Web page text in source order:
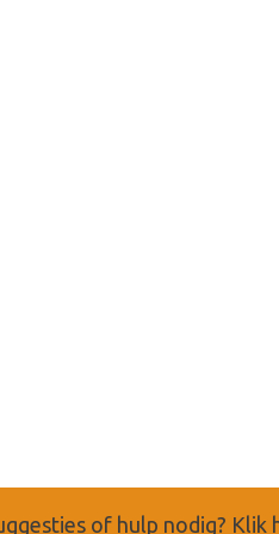
of hulp nodig? Klik